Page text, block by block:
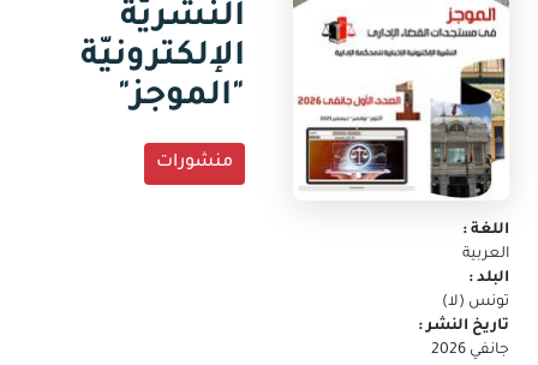
البريد
الالكتروني
النشريّة
الإلكترونيّة
"الموجز"
منشورات
اللغة :
العربية
البلد :
تونس (لا)
تاريخ النشر :
جانفي 2026